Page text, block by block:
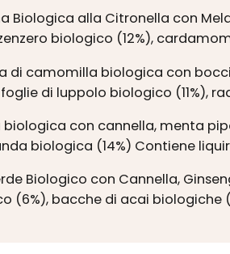
Biologica alla Citronella con
biologico (12%),
di camomilla biologica con
di luppolo biologico (11%),
biologica con cannella, menta
biologica (14%) Contiene
Biologico con Cannella,
(6%), bacche di acai biologiche